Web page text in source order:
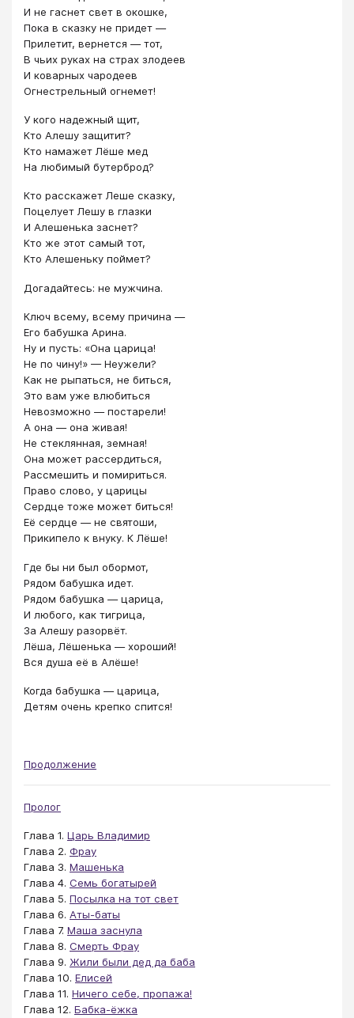
И не гаснет свет в окошке,
Пока в сказку не придет —
Прилетит, вернется — тот,
В чьих руках на страх злодеев
И коварных чародеев
Огнестрельный огнемет!
У кого надежный щит,
Кто Алешу защитит?
Кто намажет Лёше мед
На любимый бутерброд?
Кто расскажет Леше сказку,
Поцелует Лешу в глазки
И Алешенька заснет?
Кто же этот самый тот,
Кто Алешеньку поймет?
Догадайтесь: не мужчина.
Ключ всему, всему причина —
Его бабушка Арина.
Ну и пусть: «Она царица!
Не по чину!» — Неужели?
Как не рыпаться, не биться,
Это вам уже влюбиться
Невозможно — постарели!
А она — она живая!
Не стеклянная, земная!
Она может рассердиться,
Рассмешить и помириться.
Право слово, у царицы
Сердце тоже может биться!
Её сердце — не святоши,
Прикипело к внуку. К Лёше!
Где бы ни был обормот,
Рядом бабушка идет.
Рядом бабушка — царица,
И любого, как тигрица,
За Алешу разорвёт.
Лёша, Лёшенька — хороший!
Вся душа её в Алёше!
Когда бабушка — царица,
Детям очень крепко спится!
Продолжение
Пролог
Глава 1. Царь Владимир
Глава 2. Фрау
Глава 3. Машенька
Глава 4. Семь богатырей
Глава 5. Посылка на тот свет
Глава 6. Аты-баты
Глава 7. Маша заснула
Глава 8. Смерть Фрау
Глава 9. Жили были дед да баба
Глава 10. Елисей
Глава 11. Ничего себе, пропажа!
Глава 12. Бабка-ёжка